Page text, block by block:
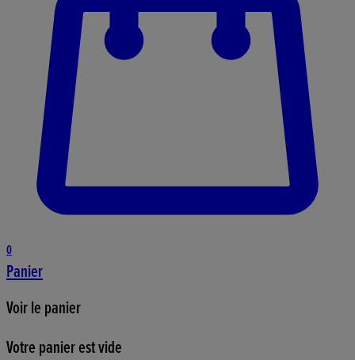
0
Panier
Voir le panier
Votre panier est vide